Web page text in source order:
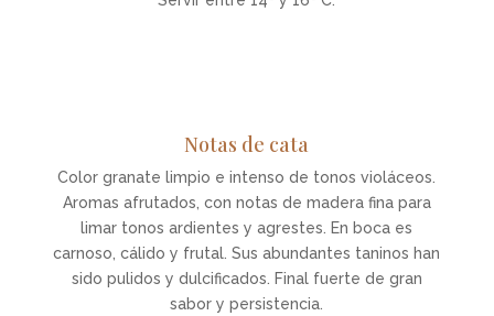
Notas de cata
Color granate limpio e intenso de tonos violáceos.
Aromas afrutados, con notas de madera fina para
limar tonos ardientes y agrestes. En boca es
carnoso, cálido y frutal. Sus abundantes taninos han
sido pulidos y dulcificados. Final fuerte de gran
sabor y persistencia.